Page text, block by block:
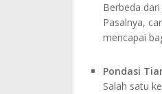
Berbeda
Pasalnya,
mencapai
Pondasi
Salah satu